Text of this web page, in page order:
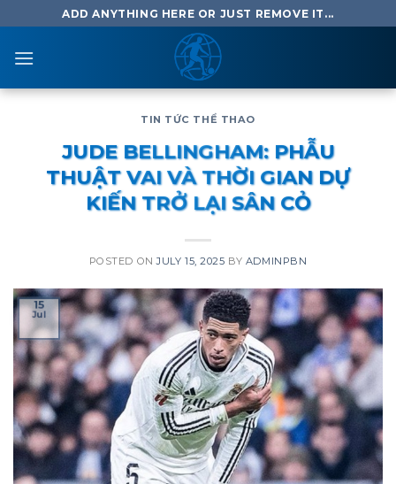
to
content
ADD ANYTHING HERE OR JUST REMOVE IT...
TIN TỨC THỂ THAO
JUDE BELLINGHAM: PHẪU
THUẬT VAI VÀ THỜI GIAN DỰ
KIẾN TRỞ LẠI SÂN CỎ
POSTED ONJULY 15, 2025 BY ADMINPBN
15
Jul